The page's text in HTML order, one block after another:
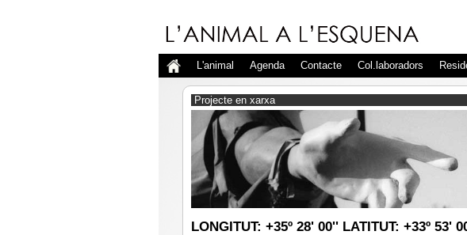
L'animal Agenda Contacte Col.laboradors
Projecte en xarxa
LONGITUT: +35º 28' 00'' LATITUT: +33º 53'